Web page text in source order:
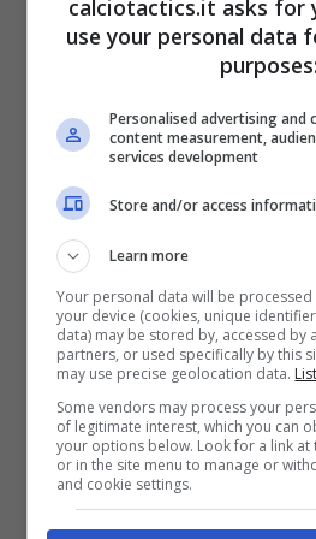
campo a Milano. La
assenza possa comunque
discorso qualificazione. Di
giudice supremo della
League e quindi
per saperne di più.
calciotactics.it asks for
use your personal data
purposes:
Personalised advertising and
content measurement,
services development
Store and/or access
Learn more
Your personal data will be
your device (cookies, unique
data) may be stored by, accessed by
partners, or used specifically by this
may use precise geolocation data.
Some vendors may process your
of legitimate interest, which you can
your options below. Look for a link
or in the site menu to manage or
and cookie settings.